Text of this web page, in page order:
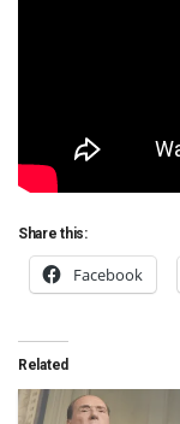
Share this:
Facebook
Related